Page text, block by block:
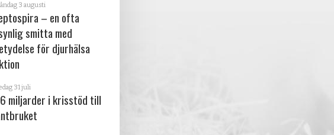
3 augusti
– en ofta
smitta med
för djurhälsa
31 juli
miljarder i krisstöd till